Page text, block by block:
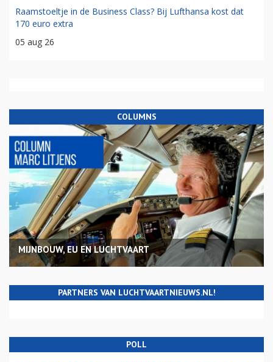
Raamstoeltje in de Business Class? Bij Lufthansa kost dat
170 euro extra
05 aug 26
COLUMNS
MIJNBOUW, EU EN LUCHTVAART
PARTNERS VAN LUCHTVAARTNIEUWS.NL!
POLL